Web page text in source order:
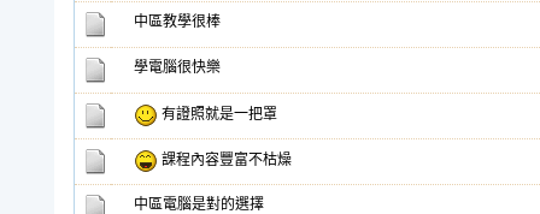
中區教學很棒
學電腦很快樂
有證照就是一把罩
課程內容豐富不枯燥
中區電腦是對的選擇